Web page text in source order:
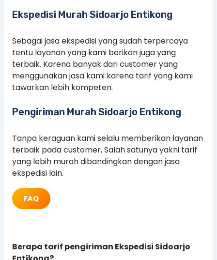
Ekspedisi Murah Sidoarjo Entikong
Sebagai jasa ekspedisi yang sudah terpercaya
tentu layanan yang kami berikan juga yang
terbaik. Karena banyak dari customer yang
menggunakan jasa kami karena tarif yang kami
tawarkan lebih kompeten.
Pengiriman Murah Sidoarjo Entikong
Tanpa keraguan kami selalu memberikan layanan
terbaik pada customer, Salah satunya yakni tarif
yang lebih murah dibandingkan dengan jasa
ekspedisi lain.
FAQ
Berapa tarif pengiriman Ekspedisi Sidoarjo